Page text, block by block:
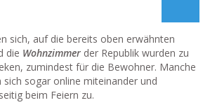
sich, auf die bereits oben erwähnten
die Wohnzimmer der Republik wurden zu
zumindest für die Bewohner. Manche
sogar online miteinander und
beim Feiern zu.